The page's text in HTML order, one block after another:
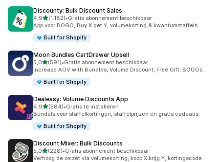
Discounty: Bulk Discount Sales
4,9van 5 sterren
(1.182)
1182 recensies in totaal
•Gratis abonnement beschikbaar
App voor BOGO, Buy X get Y, volumekorting & kwantumstaffels
Built for Shopify
Moon Bundles CartDrawer Upsell
5,0van 5 sterren
(591)
591 recensies in totaal
•Gratis abonnement beschikbaar
Increase AOV with Bundles, Volume Discount, Free Gift, BOGOs
Built for Shopify
Dealeasy: Volume Discounts App
4,9van 5 sterren
(584)
584 recensies in totaal
•Gratis te installeren
Bundels voor staffelkortingen, staffelprijzen en gratis cadeaus.
Built for Shopify
Discount Mixer: Bulk Discounts
5,0van 5 sterren
(228)
228 recensies in totaal
•Gratis abonnement beschikbaar
Verhoog de omzet via volumekorting, koop X krijg Y, kortingscode